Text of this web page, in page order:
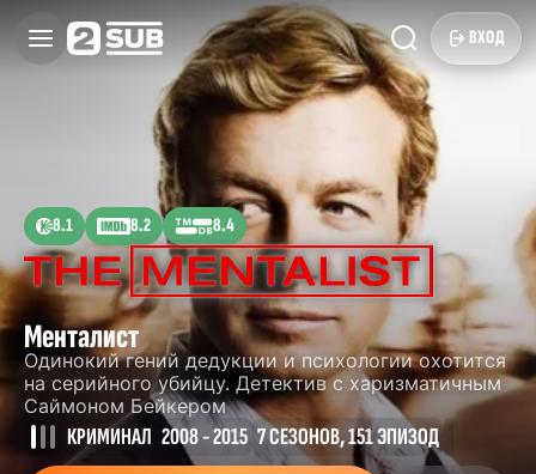
ВХОД
8.1 8.2 8.4
Менталист
Одинокий гений дедукции и психологии охотится
на серийного убийцу. Детектив с харизматичным
Саймоном Бейкером
КРИМИНАЛ 2008 - 2015 7 СЕЗОНОВ, 151 ЭПИЗОД